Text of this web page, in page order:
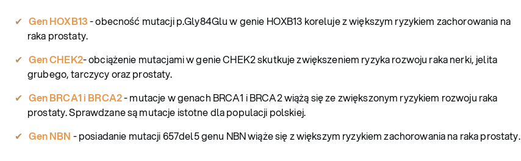
Gen HOXB13- obecność mutacji p.Gly84Glu w genie HOXB13 koreluje z większym ryzykiem zachorowania na
raka prostaty.
Gen CHEK2- obciążenie mutacjami w genie CHEK2 skutkuje zwiększeniem ryzyka rozwoju raka nerki, jelita
grubego, tarczycy oraz prostaty.
Gen BRCA1 i BRCA2- mutacje w genach BRCA1 i BRCA2 wiążą się ze zwiększonym ryzykiem rozwoju raka
prostaty. Sprawdzane są mutacje istotne dla populacji polskiej.
Gen NBN - posiadanie mutacji 657del5 genu NBN wiąże się z większym ryzykiem zachorowania na raka prostaty.